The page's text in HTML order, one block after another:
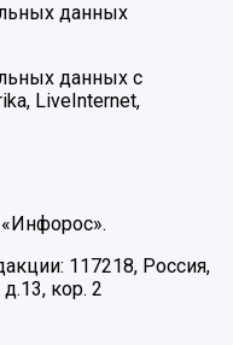
данных
данных с
LiveInternet,
117218, Россия,
кор. 2